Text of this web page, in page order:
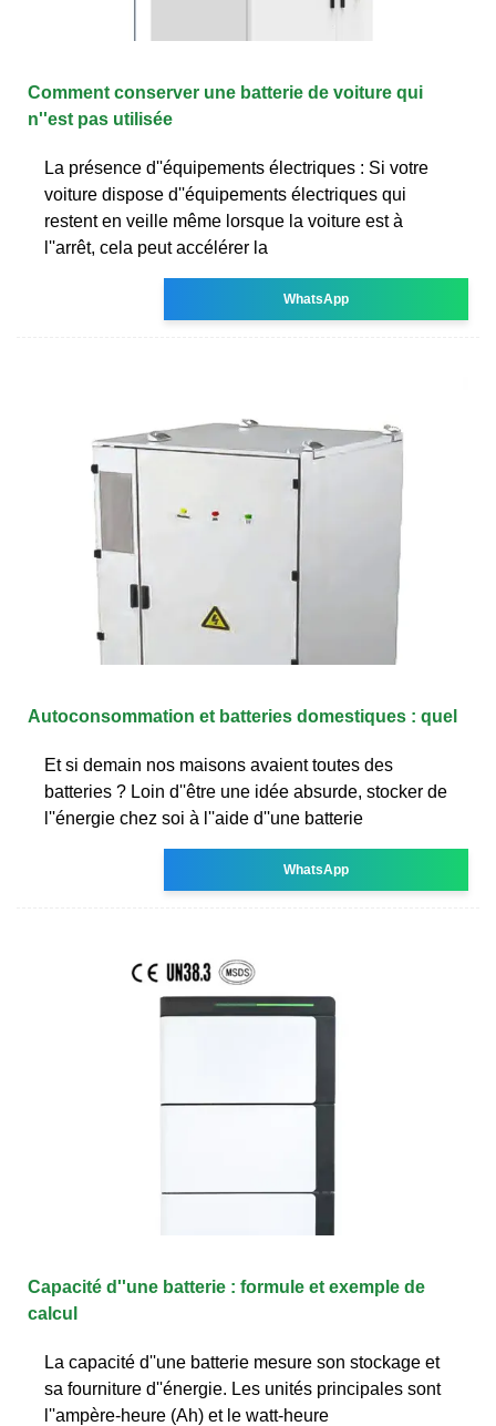
Comment conserver une batterie de voiture qui
n''est pas utilisée
La présence d''équipements électriques : Si votre
voiture dispose d''équipements électriques qui
restent en veille même lorsque la voiture est à
l''arrêt, cela peut accélérer la
WhatsApp
Autoconsommation et batteries domestiques : quel
Et si demain nos maisons avaient toutes des
batteries ? Loin d''être une idée absurde, stocker de
l''énergie chez soi à l''aide d''une batterie
WhatsApp
Capacité d''une batterie : formule et exemple de
calcul
La capacité d''une batterie mesure son stockage et
sa fourniture d''énergie. Les unités principales sont
l''ampère-heure (Ah) et le watt-heure